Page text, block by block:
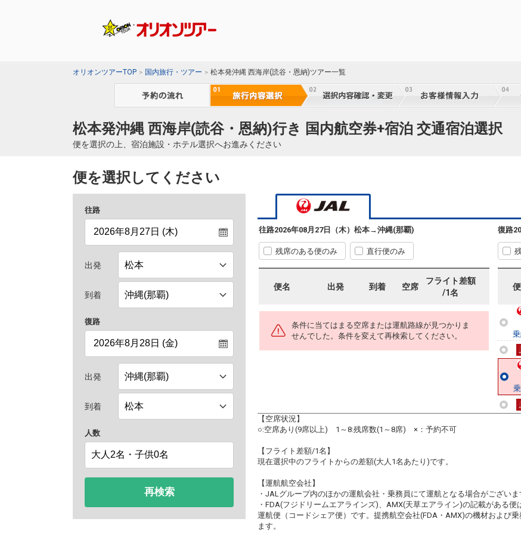
オリオンツアーTOP 国内旅行・ツアー 松本発沖縄 西海岸(読谷・恩納)ツアー一覧
松本発沖縄 西海岸(読谷・恩納)行き 国内航空券+宿泊 交通宿泊選択
便を選択の上、宿泊施設・ホテル選択へお進みください
便を選択してください
往路
出発
到着
復路
出発
到着
人数
再検索
往路2026年08月27日（木） 松本→沖縄(那覇)
残席のある便のみ 直行便のみ
便名 出発 到着 空席
フライト差額
/1名
条件に当てはまる空席または運航路線が見つかりま
せんでした。条件を変えて再検索してください。
復路
【空席状況】
○:空席あり(9席以上) 1～8:残席数(1～8席) ×：予約不可
【フライト差額/1名】
現在選択中のフライトからの差額(大人1名あたり)です。
【運航航空会社】
・JALグループ内のほかの運航会社・乗務員にて運航となる場合がございま
・FDA(フジドリームエアラインズ)、AMX(天草エアライン)の記載がある
運航便（コードシェア便）です。提携航空会社(FDA・AMX)の機材および
ます。